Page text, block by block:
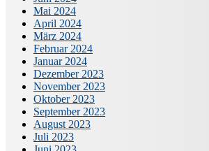
Mai 2024
April 2024
März 2024
Februar 2024
Januar 2024
Dezember 2023
November 2023
Oktober 2023
September 2023
August 2023
Juli 2023